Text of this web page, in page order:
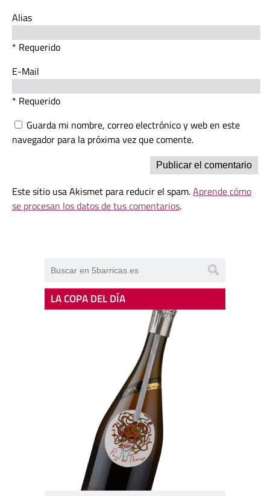
Alias
* Requerido
E-Mail
* Requerido
Guarda mi nombre, correo electrónico y web en este
navegador para la próxima vez que comente.
Este sitio usa Akismet para reducir el spam.Aprende cómo
se procesan los datos de tus comentarios.
LA COPA DEL DÍA